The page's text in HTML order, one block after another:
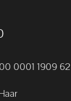
0001 1909 62